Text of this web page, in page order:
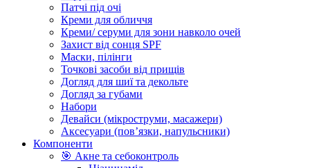
Патчі під очі
Креми для обличчя
Креми/ серуми для зони навколо очей
Захист від сонця SPF
Маски, пілінги
Точкові засоби від прищів
Догляд для шиї та декольте
Догляд за губами
Набори
Девайси (мікроструми, масажери)
Аксесуари (повʼязки, напульсники)
Компоненти
🎯 Акне та себоконтроль